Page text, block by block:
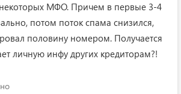
МФО. Причем в первые 3-4
потом поток спама снизился,
половину номером. Получается
личную инфу других кредиторам?!